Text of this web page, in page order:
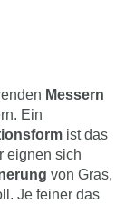
Messern
Ein
ist das
eignen sich
von Gras,
Je feiner das